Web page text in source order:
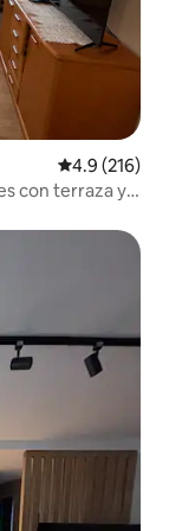
Calificación
4.9 (216)
con terraza y